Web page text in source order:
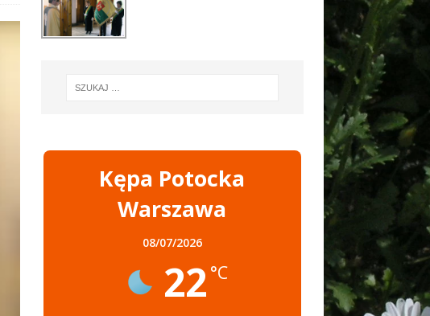
Kępa Potocka
Warszawa
08/07/2026
22 °C